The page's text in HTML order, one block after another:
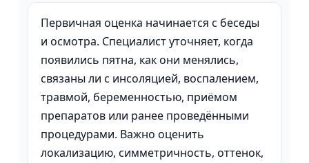
Первичная оценка начинается с беседы
и осмотра. Специалист уточняет, когда
появились пятна, как они менялись,
связаны ли с инсоляцией, воспалением,
травмой, беременностью, приёмом
препаратов или ранее проведёнными
процедурами. Важно оценить
локализацию, симметричность, оттенок,